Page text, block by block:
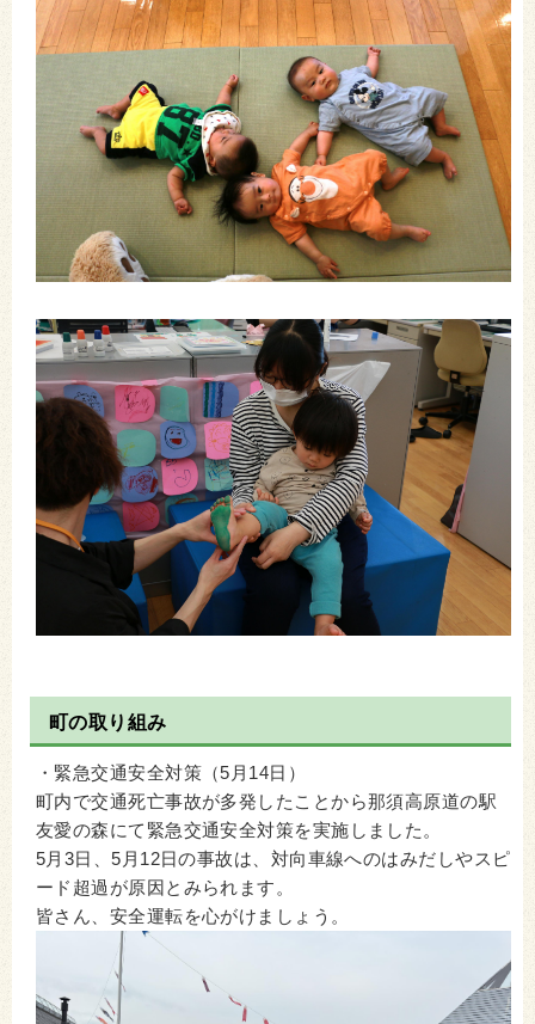
町の取り組み
・緊急交通安全対策（5月14日）
町内で交通死亡事故が多発したことから那須高原道の駅
友愛の森にて緊急交通安全対策を実施しました。
5月3日、5月12日の事故は、対向車線へのはみだしやスピ
ード超過が原因とみられます。
皆さん、安全運転を心がけましょう。